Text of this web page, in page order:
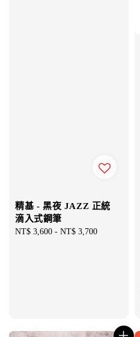
精基 - 黑夜 JAZZ 正統
滴入式鋼筆
Regular
NT$ 3,600 - NT$ 3,700